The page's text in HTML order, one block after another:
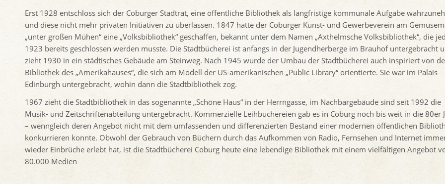
Erst 1928 entschloss sich der Coburger Stadtrat, eine öffentliche Bibliothek als langfristige kommunale Aufgabe
und diese nicht mehr privaten Initiativen zu überlassen. 1847 hatte der Coburger Kunst- und Gewerbeverein am
„unter großen Mühen“ eine „Volksbibliothek“ geschaffen, bekannt unter dem Namen „Axthelmsche Volksbibliothek“, die
1923 bereits geschlossen werden musste. Die Stadtbücherei ist anfangs in der Jugendherberge im Brauhof untergebracht
zieht 1930 in ein städtisches Gebäude am Steinweg. Nach 1945 wurde der Umbau der Stadtbücherei auch inspiriert von
Bibliothek des „Amerikahauses“, die sich am Modell der US-amerikanischen „Public Library“ orientierte. Sie war im Palais
Edinburgh untergebracht, wohin dann die Stadtbibliothek zog.
1967 zieht die Stadtbibliothek in das sogenannte „Schöne Haus“ in der Herrngasse, im Nachbargebäude sind seit 1992 die
Musik- und Zeitschriftenabteilung untergebracht. Kommerzielle Leihbüchereien gab es in Coburg noch bis weit in die 80er
– wenngleich deren Angebot nicht mit dem umfassenden und differenzierten Bestand einer modernen öffentlichen
konkurrieren konnte. Obwohl der Gebrauch von Büchern durch das Aufkommen von Radio, Fernsehen und Internet
wieder Einbrüche erlebt hat, ist die Stadtbücherei Coburg heute eine lebendige Bibliothek mit einem vielfältigen Angebot
80.000 Medien